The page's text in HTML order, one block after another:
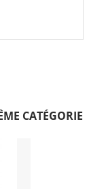
sur
CATÉGORIE